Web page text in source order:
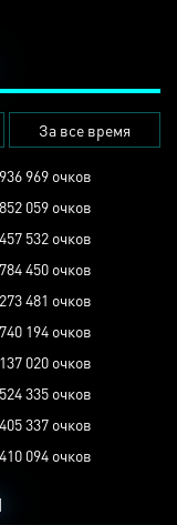
За все время
969 очков
059 очков
532 очков
450 очков
481 очков
194 очков
020 очков
335 очков
337 очков
094 очков